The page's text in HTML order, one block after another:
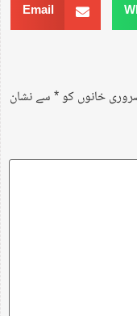
Email
خانوں کو*سے نشان